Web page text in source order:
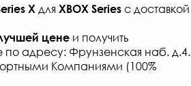
X для XBOX Series с доставкой
цене и получить
по адресу: Фрунзенская наб. д.4.
Компаниями (100%